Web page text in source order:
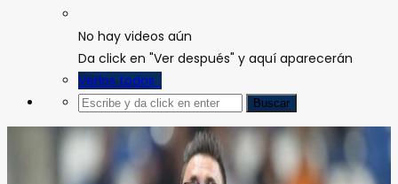
No hay videos aún
Da click en "Ver después" y aquí aparecerán
Verlos todos